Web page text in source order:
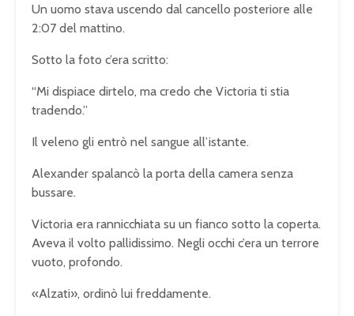
Un uomo stava uscendo dal cancello posteriore alle
2:07 del mattino.
Sotto la foto c’era scritto:
“Mi dispiace dirtelo, ma credo che Victoria ti stia
tradendo.”
Il veleno gli entrò nel sangue all’istante.
Alexander spalancò la porta della camera senza
bussare.
Victoria era rannicchiata su un fianco sotto la coperta.
Aveva il volto pallidissimo. Negli occhi c’era un terrore
vuoto, profondo.
«Alzati», ordinò lui freddamente.